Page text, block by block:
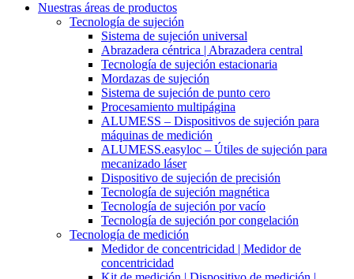
Nuestras áreas de productos
Tecnología de sujeción
Sistema de sujeción universal
Abrazadera céntrica | Abrazadera central
Tecnología de sujeción estacionaria
Mordazas de sujeción
Sistema de sujeción de punto cero
Procesamiento multipágina
ALUMESS – Dispositivos de sujeción para
máquinas de medición
ALUMESS.easyloc – Útiles de sujeción para
mecanizado láser
Dispositivo de sujeción de precisión
Tecnología de sujeción magnética
Tecnología de sujeción por vacío
Tecnología de sujeción por congelación
Tecnología de medición
Medidor de concentricidad | Medidor de
concentricidad